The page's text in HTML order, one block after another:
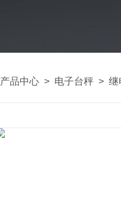
产品中心 > 电子台秤 > 继